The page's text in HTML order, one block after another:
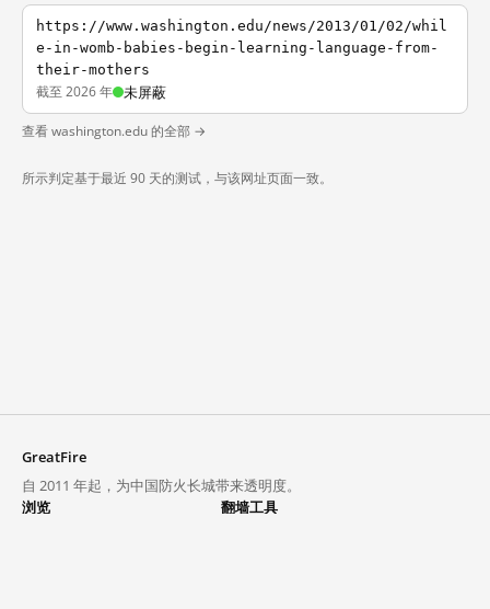
https://www.washington.edu/news/2013/01/02/whil
e-in-womb-babies-begin-learning-language-from-
their-mothers
截至 2026 年 未屏蔽
查看 washington.edu 的全部 →
所示判定基于最近 90 天的测试，与该网址页面一致。
GreatFire
自 2011 年起，为中国防火长城带来透明度。
浏览
翻墙工具